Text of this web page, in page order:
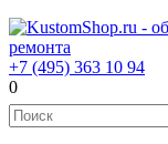
+7 (495) 363 10 94
0